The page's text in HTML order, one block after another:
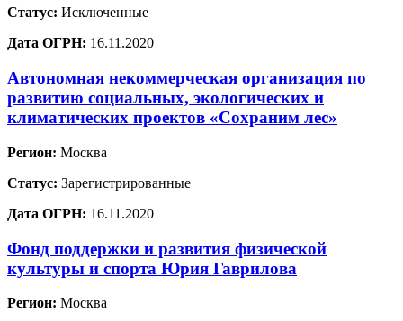
Статус: Исключенные
Дата ОГРН: 16.11.2020
Автономная некоммерческая организация по
развитию социальных, экологических и
климатических проектов «Сохраним лес»
Регион: Москва
Статус: Зарегистрированные
Дата ОГРН: 16.11.2020
Фонд поддержки и развития физической
культуры и спорта Юрия Гаврилова
Регион: Москва